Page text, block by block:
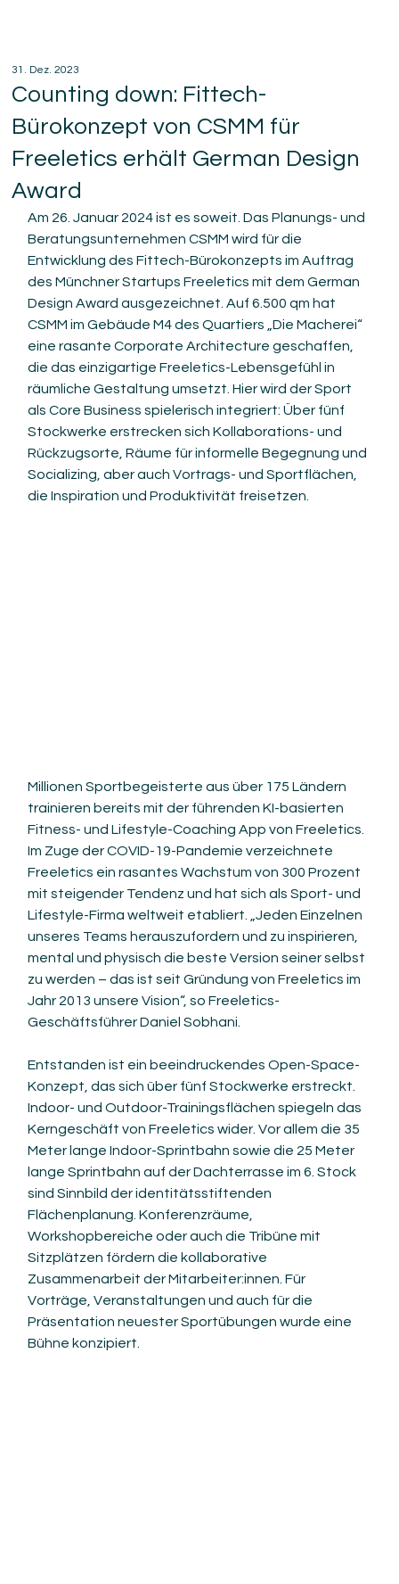
Counting down: Fittech-
Bürokonzept von CSMM für
Freeletics erhält German Design
Award
31. Dez. 2023
Am 26. Januar 2024 ist es soweit. Das Planungs- und
Beratungsunternehmen CSMM wird für die
Entwicklung des Fittech-Bürokonzepts im Auftrag
des Münchner Startups Freeletics mit dem German
Design Award ausgezeichnet. Auf 6.500 qm hat
CSMM im Gebäude M4 des Quartiers „Die Macherei“
eine rasante Corporate Architecture geschaffen,
die das einzigartige Freeletics-Lebensgefühl in
räumliche Gestaltung umsetzt. Hier wird der Sport
als Core Business spielerisch integriert: Über fünf
Stockwerke erstrecken sich Kollaborations- und
Rückzugsorte, Räume für informelle Begegnung und
Socializing, aber auch Vortrags- und Sportflächen,
die Inspiration und Produktivität freisetzen.
Millionen Sportbegeisterte aus über 175 Ländern
trainieren bereits mit der führenden KI-basierten
Fitness- und Lifestyle-Coaching App von Freeletics.
Im Zuge der COVID-19-Pandemie verzeichnete
Freeletics ein rasantes Wachstum von 300 Prozent
mit steigender Tendenz und hat sich als Sport- und
Lifestyle-Firma weltweit etabliert. „Jeden Einzelnen
unseres Teams herauszufordern und zu inspirieren,
mental und physisch die beste Version seiner selbst
zu werden – das ist seit Gründung von Freeletics im
Jahr 2013 unsere Vision“, so Freeletics-
Geschäftsführer Daniel Sobhani.
Entstanden ist ein beeindruckendes Open-Space-
Konzept, das sich über fünf Stockwerke erstreckt.
Indoor- und Outdoor-Trainingsflächen spiegeln das
Kerngeschäft von Freeletics wider. Vor allem die 35
Meter lange Indoor-Sprintbahn sowie die 25 Meter
lange Sprintbahn auf der Dachterrasse im 6. Stock
sind Sinnbild der identitätsstiftenden
Flächenplanung. Konferenzräume,
Workshopbereiche oder auch die Tribüne mit
Sitzplätzen fördern die kollaborative
Zusammenarbeit der Mitarbeiter:innen. Für
Vorträge, Veranstaltungen und auch für die
Präsentation neuester Sportübungen wurde eine
Bühne konzipiert.